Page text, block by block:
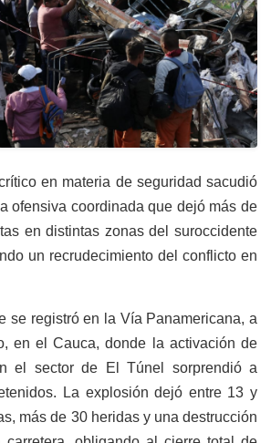
en materia de seguridad sacudió
ofensiva coordinada que dejó más de
en distintas zonas del suroccidente
un recrudecimiento del conflicto en
se registró en la Vía Panamericana, a
en el Cauca, donde la activación de
el sector de El Túnel sorprendió a
La explosión dejó entre 13 y
más de 30 heridas y una destrucción